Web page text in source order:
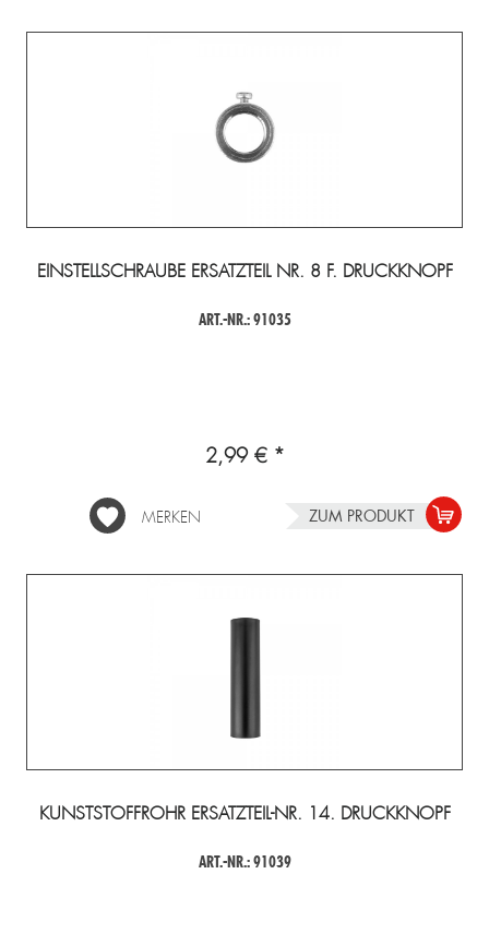
EINSTELLSCHRAUBE ERSATZTEIL NR. 8 F. DRUCKKNOPF
ART.-NR.: 91035
2,99 € *
MERKEN ZUM PRODUKT
KUNSTSTOFFROHR ERSATZTEIL-NR. 14. DRUCKKNOPF
ART.-NR.: 91039